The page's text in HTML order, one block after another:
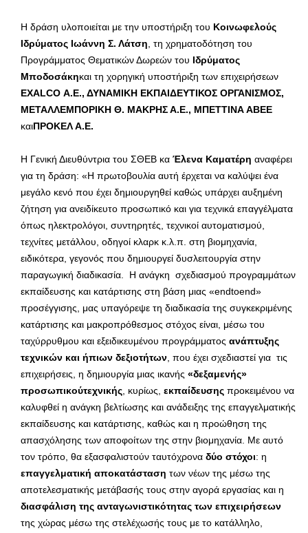
Η δράση υλοποιείται με την υποστήριξη του Κοινωφελούς
Ιδρύματος Ιωάννη Σ. Λάτση, τη χρηματοδότηση του
Προγράμματος Θεματικών Δωρεών του Ιδρύματος
Μποδοσάκηκαι τη χορηγική υποστήριξη των επιχειρήσεων
EXALCO Α.Ε., ΔΥΝΑΜΙΚΗ ΕΚΠΑΙΔΕΥΤΙΚΟΣ ΟΡΓΑΝΙΣΜΟΣ,
ΜΕΤΑΛΛΕΜΠΟΡΙΚΗ Θ. ΜΑΚΡΗΣ Α.Ε., ΜΠΕΤΤΙΝΑ ΑΒΕΕ
καιΠΡΟΚΕΛ Α.Ε.
Η Γενική Διευθύντρια του ΣΘΕΒ κα Έλενα Καματέρη αναφέρει
για τη δράση: «Η πρωτοβουλία αυτή έρχεται να καλύψει ένα
μεγάλο κενό που έχει δημιουργηθεί καθώς υπάρχει αυξημένη
ζήτηση για ανειδίκευτο προσωπικό και για τεχνικά επαγγέλματα
όπως ηλεκτρολόγοι, συντηρητές, τεχνικοί αυτοματισμού,
τεχνίτες μετάλλου, οδηγοί κλαρκ κ.λ.π. στη βιομηχανία,
ειδικότερα, γεγονός που δημιουργεί δυσλειτουργία στην
παραγωγική διαδικασία. Η ανάγκη σχεδιασμού προγραμμάτων
εκπαίδευσης και κατάρτισης στη βάση μιας «endtoend»
προσέγγισης, μας υπαγόρεψε τη διαδικασία της συγκεκριμένης
κατάρτισης και μακροπρόθεσμος στόχος είναι, μέσω του
ταχύρρυθμου και εξειδικευμένου προγράμματος ανάπτυξης
τεχνικών και ήπιων δεξιοτήτων, που έχει σχεδιαστεί για τις
επιχειρήσεις, η δημιουργία μιας ικανής «δεξαμενής»
προσωπικούτεχνικής, κυρίως, εκπαίδευσης προκειμένου να
καλυφθεί η ανάγκη βελτίωσης και ανάδειξης της επαγγελματικής
εκπαίδευσης και κατάρτισης, καθώς και η προώθηση της
απασχόλησης των αποφοίτων της στην βιομηχανία. Με αυτό
τον τρόπο, θα εξασφαλιστούν ταυτόχρονα δύο στόχοι: η
επαγγελματική αποκατάσταση των νέων της μέσω της
αποτελεσματικής μετάβασής τους στην αγορά εργασίας και η
διασφάλιση της ανταγωνιστικότητας των επιχειρήσεων
της χώρας μέσω της στελέχωσής τους με το κατάλληλο,